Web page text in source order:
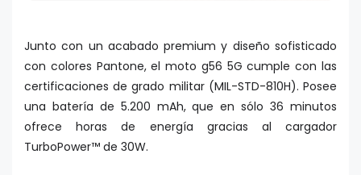
Junto con un acabado premium y diseño sofisticado
con colores Pantone, el moto g56 5G cumple con las
certificaciones de grado militar (MIL-STD-810H). Posee
una batería de 5.200 mAh, que en sólo 36 minutos
ofrece horas de energía gracias al cargador
TurboPower™ de 30W.